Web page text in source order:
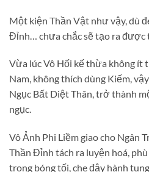
Một kiện Thần Vật như vậy, dù
Đỉnh… chưa chắc sẽ tạo ra được
Vừa lúc Vô Hối kế thừa không ít
Nam, không thích dùng Kiếm,
Ngục Bất Diệt Thân, trở thành
ngục.
Vô Ảnh Phi Liềm giao cho Ngân
Thần Đỉnh tách ra luyện hoá,
trong bóng tối, che đậy hành